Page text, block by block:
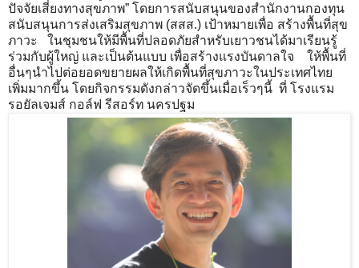
ปัจจัยเสี่ยงทางสุขภาพ” โดยการสนับสนุนของสำนักงานกองทุน
สนับสนุนการส่งเสริมสุขภาพ (สสส.) เป้าหมายเพื่อ สร้างพื้นที่สุข
ภาวะ ในชุมชนให้มีพื้นที่ปลอดภัยสำหรับเยาวชนได้มาเรียนรู้
ร่วมกับผู้ใหญ่ และเป็นต้นแบบ เพื่อสร้างแรงบันดาลใจ ให้พื้นที่
อื่นๆนำไปต่อยอดขยายผลให้เกิดพื้นที่สุขภาวะในประเทศไทย
เพิ่มมากขึ้น โดยกิจกรรมดังกล่าวจัดขึ้นเมื่อเร็วๆนี้ ที่ โรงแรม
รอยัลเจมส์ กอล์ฟ รีสอร์ท นครปฐม